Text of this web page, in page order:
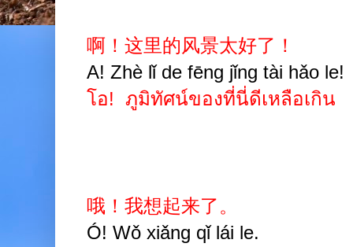
啊！这里的风景太好了！
A! Zhè lǐ de fēng jǐng tài hǎo le!
โอ! ภูมิทัศน์ของที่นี่ดีเหลือเกิน
哦！我想起来了。
Ó! Wǒ xiǎng qǐ lái le.